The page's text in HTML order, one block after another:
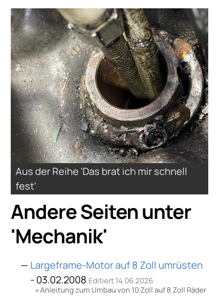
Aus der Reihe 'Das brat ich mir schnell
fest'
Andere Seiten unter
'Mechanik'
Largeframe-Motor auf 8 Zoll umrüsten
- 03.02.2008 Editiert 14.06.2026
Anleitung zum Umbau von 10 Zoll auf 8 Zoll Räder